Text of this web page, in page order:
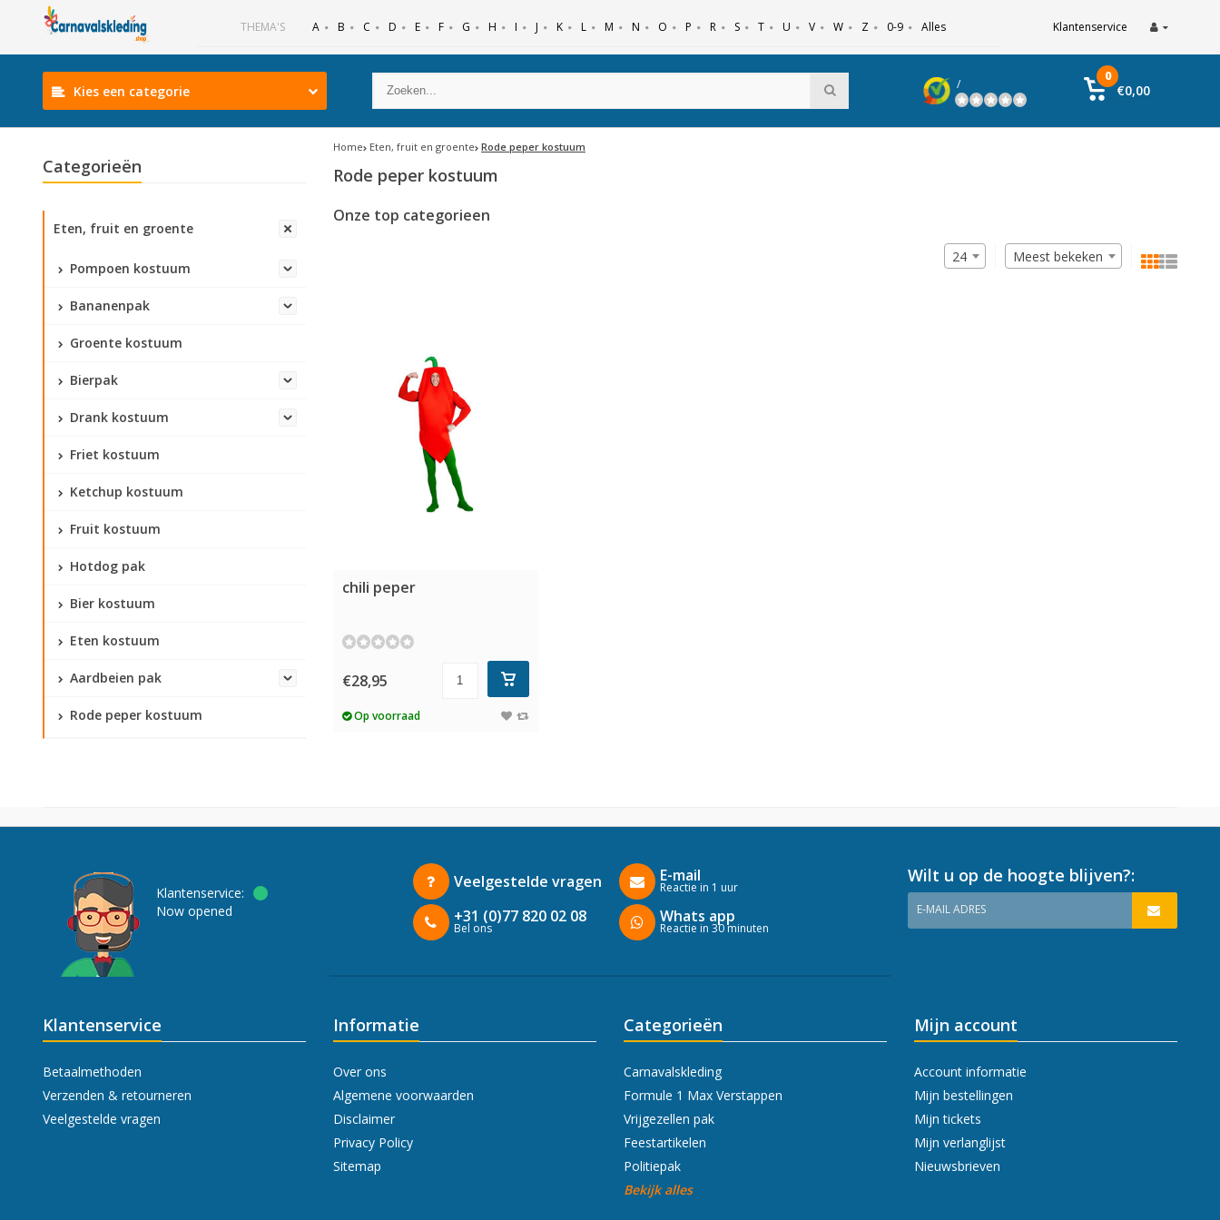
THEMA'S A B C D E F G H I J K L M N O P R S T U V W Z 0-9 Alles Klantenservice
Kies een categorie /
0
€0,00
Categorieën
Eten, fruit en groente
Pompoen kostuum
Bananenpak
Groente kostuum
Bierpak
Drank kostuum
Friet kostuum
Ketchup kostuum
Fruit kostuum
Hotdog pak
Bier kostuum
Eten kostuum
Aardbeien pak
Rode peper kostuum
Home Eten, fruit en groente Rode peper kostuum
Rode peper kostuum
Onze top categorieen
Meest bekeken
24
chili peper
€28,95
Op voorraad
Klantenservice:
Now opened
Veelgestelde vragen
+31 (0)77 820 02 08
Bel ons
E-mail
Reactie in 1 uur
Whats app
Reactie in 30 minuten
Wilt u op de hoogte blijven?:
E-MAIL ADRES
Klantenservice
Betaalmethoden
Verzenden & retourneren
Veelgestelde vragen
Informatie
Over ons
Algemene voorwaarden
Disclaimer
Privacy Policy
Sitemap
Categorieën
Carnavalskleding
Formule 1 Max Verstappen
Vrijgezellen pak
Feestartikelen
Politiepak
Bekijk alles
Mijn account
Account informatie
Mijn bestellingen
Mijn tickets
Mijn verlanglijst
Nieuwsbrieven